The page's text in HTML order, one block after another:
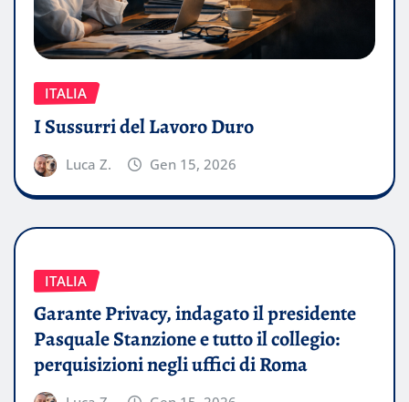
ITALIA
I Sussurri del Lavoro Duro
Luca Z. Gen 15, 2026
ITALIA
Garante Privacy, indagato il presidente
Pasquale Stanzione e tutto il collegio:
perquisizioni negli uffici di Roma